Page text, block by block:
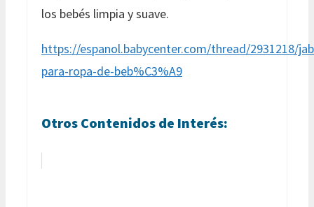
los bebés limpia y suave.
https://espanol.babycenter.com/thread/2931218/
para-ropa-de-beb%C3%A9
Otros Contenidos de Interés: